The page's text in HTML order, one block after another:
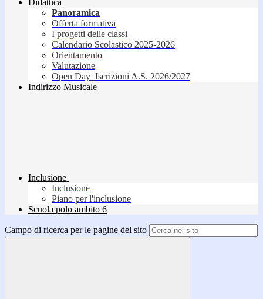
Didattica
Panoramica
Offerta formativa
I progetti delle classi
Calendario Scolastico 2025-2026
Orientamento
Valutazione
Open Day_Iscrizioni A.S. 2026/2027
Indirizzo Musicale
Inclusione
Inclusione
Piano per l'inclusione
Scuola polo ambito 6
Campo di ricerca per le pagine del sito